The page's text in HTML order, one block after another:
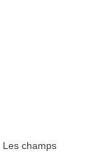
Les champs